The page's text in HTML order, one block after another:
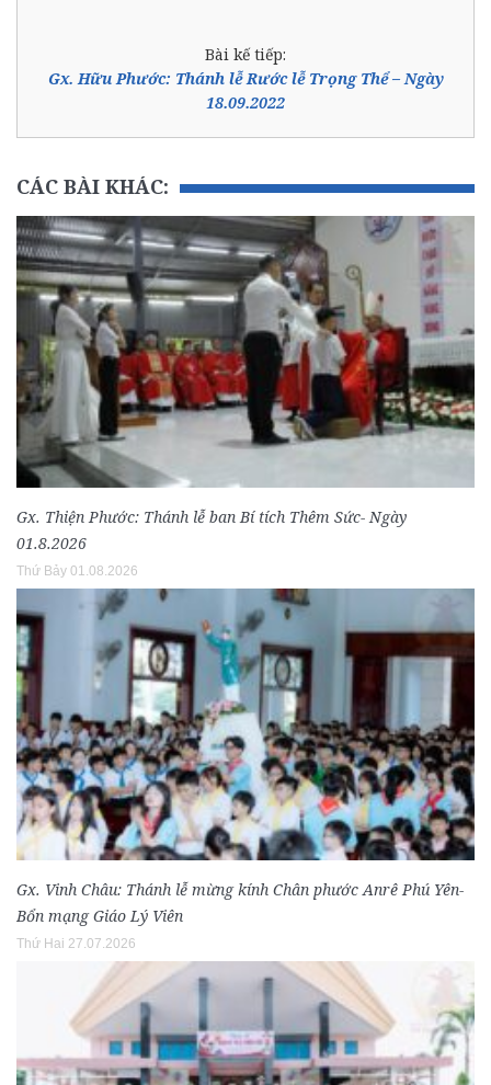
Bài kế tiếp:
Gx. Hữu Phước: Thánh lễ Rước lễ Trọng Thể – Ngày
18.09.2022
CÁC BÀI KHÁC:
Gx. Thiện Phước: Thánh lễ ban Bí tích Thêm Sức- Ngày
01.8.2026
Thứ Bảy 01.08.2026
Gx. Vinh Châu: Thánh lễ mừng kính Chân phước Anrê Phú Yên-
Bổn mạng Giáo Lý Viên
Thứ Hai 27.07.2026